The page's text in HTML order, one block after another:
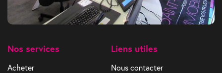
Nos services
Acheter
Liens utiles
Nous contacter